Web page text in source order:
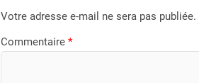
Votre adresse e-mail ne sera pas publiée.
Commentaire*